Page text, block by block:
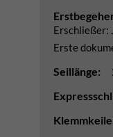
Erschließer:
Erste
Seillänge: